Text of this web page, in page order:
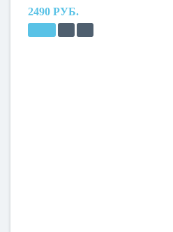
2490 РУБ.